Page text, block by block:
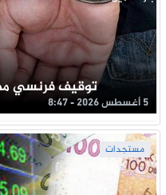
توقيف فرنسي
5 أغسطس 2026 - 8:47
مستجدات